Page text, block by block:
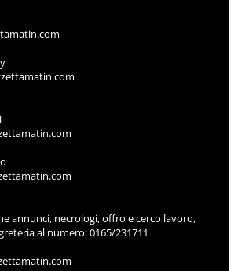
annunci, necrologi, offro e cerco lavoro,
al numero: 0165/231711